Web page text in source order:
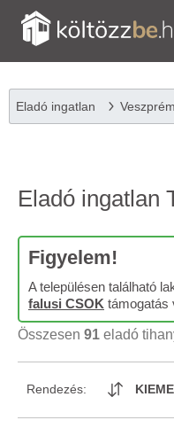
Eladó ingatlan
Eladó ingatlan
Figyelem!
A településen található
falusi CSOK támogatás
Összesen 91 eladó
Rendezés: